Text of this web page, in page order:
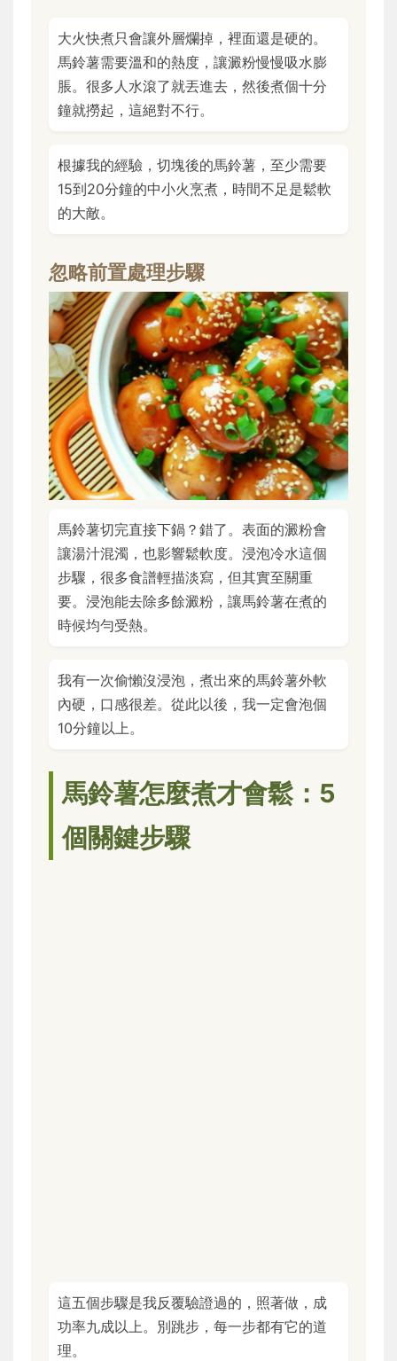
大火快煮只會讓外層爛掉，裡面還是硬的。
馬鈴薯需要溫和的熱度，讓澱粉慢慢吸水膨
脹。很多人水滾了就丟進去，然後煮個十分
鐘就撈起，這絕對不行。
根據我的經驗，切塊後的馬鈴薯，至少需要
15到20分鐘的中小火烹煮，時間不足是鬆軟
的大敵。
忽略前置處理步驟
馬鈴薯切完直接下鍋？錯了。表面的澱粉會
讓湯汁混濁，也影響鬆軟度。浸泡冷水這個
步驟，很多食譜輕描淡寫，但其實至關重
要。浸泡能去除多餘澱粉，讓馬鈴薯在煮的
時候均勻受熱。
我有一次偷懶沒浸泡，煮出來的馬鈴薯外軟
內硬，口感很差。從此以後，我一定會泡個
10分鐘以上。
馬鈴薯怎麼煮才會鬆：5
個關鍵步驟
這五個步驟是我反覆驗證過的，照著做，成
功率九成以上。別跳步，每一步都有它的道
理。